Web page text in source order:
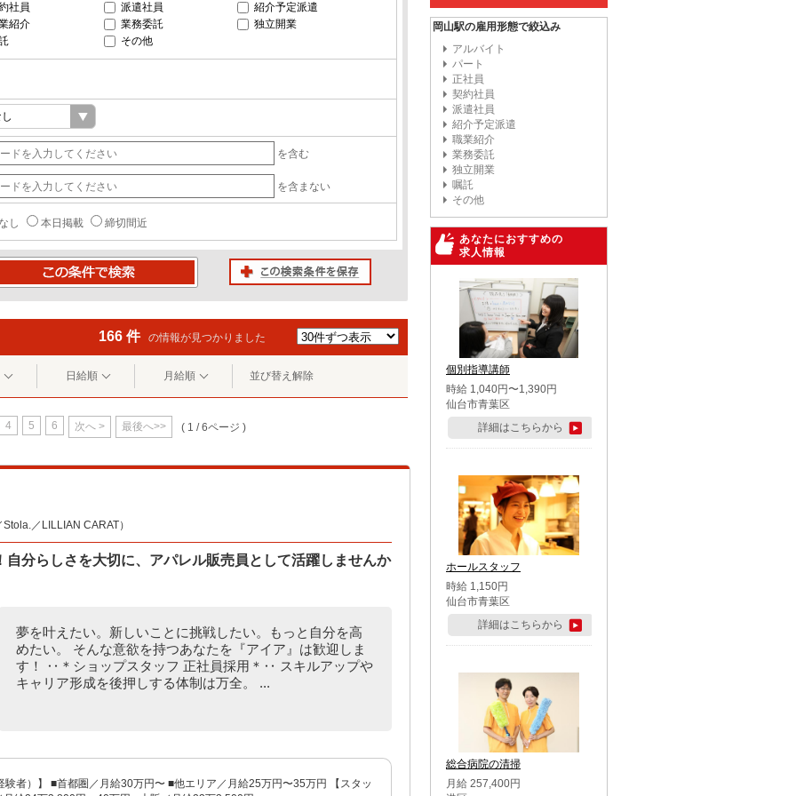
社員 派遣社員
紹介予定派遣
紹介
業務委託
独立開業
その他
を含む
を含まない
し 本日掲載 締切間近
166 件 の情報が見つかりました
日給順 月給順 並び替え解除
4 5 6 次へ > 最後へ>> ( 1 / 6ページ )
／LILLIAN CARAT）
分らしさを大切に、アパレル販売員として活躍しませんか
夢を叶えたい。新しいことに挑戦したい。もっと自分を高
めたい。 そんな意欲を持つあなたを『アイア』は歓迎しま
す！ ‥＊ショップスタッフ 正社員採用＊‥ スキルアップや
キャリア形成を後押しする体制は万全。 ...
験者）】 ■首都圏／月給30万円〜 ■他エリア／月給25万円〜35万円 【スタッ
岡山駅の雇用形態で絞込み
アルバイト
パート
正社員
契約社員
派遣社員
紹介予定派遣
職業紹介
業務委託
独立開業
嘱託
その他
あなたにおすすめの
求人情報
個別指導講師
時給 1,040円〜1,390円
仙台市青葉区
詳細はこちらから
ホールスタッフ
時給 1,150円
仙台市青葉区
詳細はこちらから
総合病院の清掃
月給 257,400円